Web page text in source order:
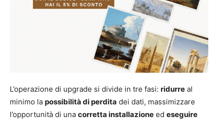
L’operazione di upgrade si divide in tre fasi: ridurre al
minimo la possibilità di perdita dei dati, massimizzare
l’opportunità di una corretta installazione ed eseguire